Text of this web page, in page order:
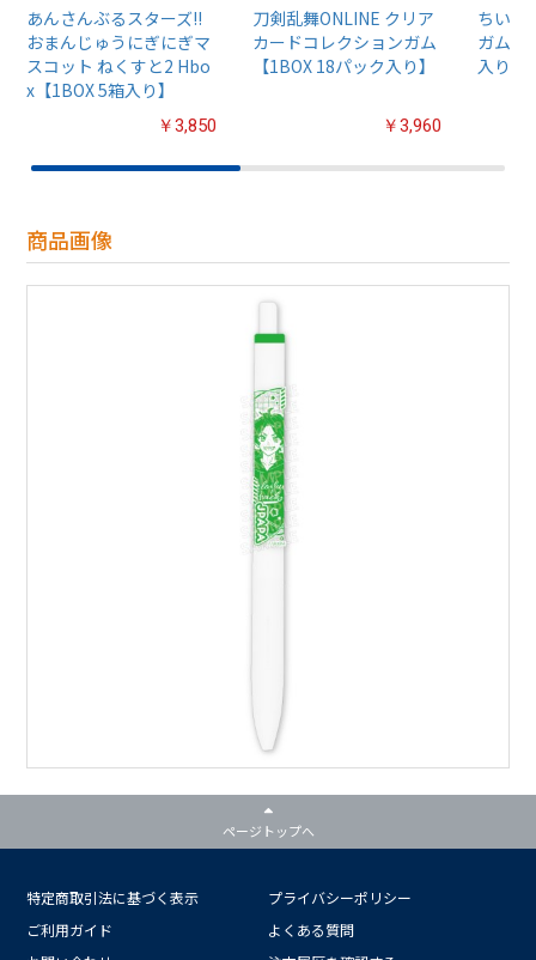
あんさんぶるスターズ!!
おまんじゅうにぎにぎマ
スコット ねくすと2 Hbo
x【1BOX 5箱入り】
￥3,850
刀剣乱舞ONLINE クリア
カードコレクションガム
【1BOX 18パック入り】
￥3,960
ちいか
ガム4
入り】
商品画像
ページトップへ
特定商取引法に基づく表示
プライバシーポリシー
ご利用ガイド
よくある質問